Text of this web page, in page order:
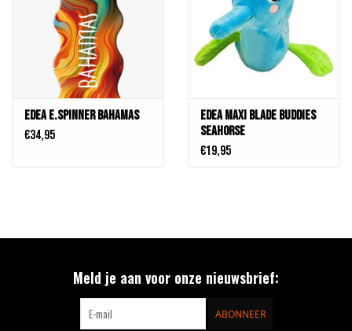
Edea E.SPINNER BAHAMAS
€34,95
Edea Maxi Blade Buddies
Seahorse
€19,95
Meld je aan voor onze nieuwsbrief:
ABONNEER